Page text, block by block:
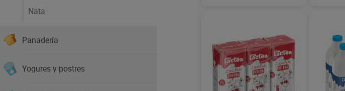
Nata
Panadería
Yogures y postres